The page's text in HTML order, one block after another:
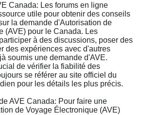
Canada: Les forums en ligne
utile pour obtenir des conseils
la demande d'Autorisation de
(AVE) pour le Canada. Les
à des discussions, poser des
des expériences avec d'autres
soumis une demande d'AVE.
de vérifier la fiabilité des
se référer au site officiel du
pour les détails les plus précis.
AVE Canada: Pour faire une
de Voyage Électronique (AVE)